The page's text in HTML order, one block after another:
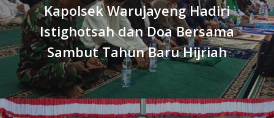
Kapolsek Warujayeng Hadiri
Istighotsah dan Doa Bersama
Sambut Tahun Baru Hijriah